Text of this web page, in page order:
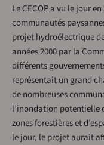
Le CECOP a vu le jour
communautés
projet hydroélectrique
années 2000 par la
différents
représentait un grand
de nombreuses
l’inondation potentielle
zones forestières et
le jour, le projet aurait